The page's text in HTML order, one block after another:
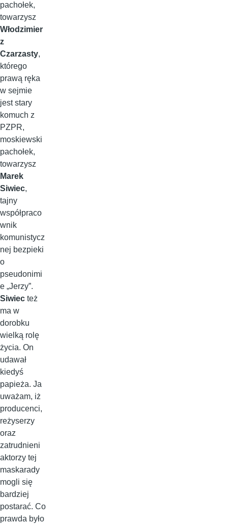
pachołek,
towarzysz
Włodzimier
z
Czarzasty,
którego
prawą ręka
w sejmie
jest stary
komuch z
PZPR,
moskiewski
pachołek,
towarzysz
Marek
Siwiec,
tajny
współpraco
wnik
komunistycz
nej bezpieki
o
pseudonimi
e „Jerzy”.
Siwiec też
ma w
dorobku
wielką rolę
życia. On
udawał
kiedyś
papieża. Ja
uważam, iż
producenci,
reżyserzy
oraz
zatrudnieni
aktorzy tej
maskarady
mogli się
bardziej
postarać. Co
prawda było